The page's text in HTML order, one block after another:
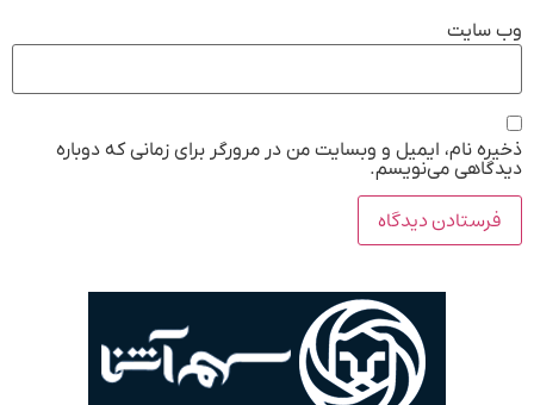
وب‌ سایت
ذخیره نام، ایمیل و وبسایت من در مرورگر برای زمانی که دوباره
دیدگاهی می‌نویسم.